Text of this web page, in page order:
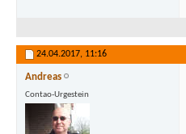
24.04.2017, 11:16
Andreas
Contao-Urgestein